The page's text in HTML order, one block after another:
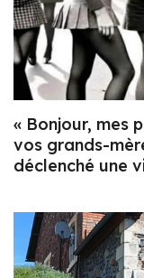
« Bonjour, mes
vos grands-
déclenché une